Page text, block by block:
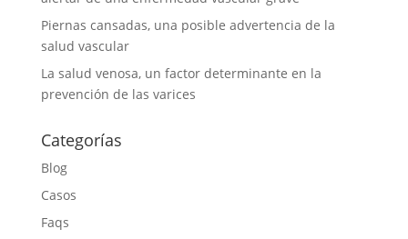
Piernas cansadas, una posible advertencia de la
salud vascular
La salud venosa, un factor determinante en la
prevención de las varices
Categorías
Blog
Casos
Faqs